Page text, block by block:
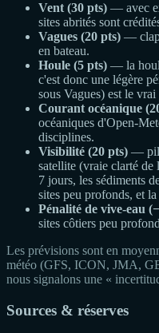
Vent (30 pts) — avec
sites abrités sont
Vagues (20 pts) —
en bateau.
Houle (5 pts) — la
c'est donc une légère
sous Vagues) est le
Courant océanique
océaniques d'Open-
disciplines.
Visibilité (20 pts) —
satellite (vraie clarté
7 jours, les sédiments
sites peu profonds, et
Pénalité de vive-eau
sites côtiers peu
Les prévisions sont en
météo (GFS, ICON, JMA,
nous signalons une «
Sources & réserves